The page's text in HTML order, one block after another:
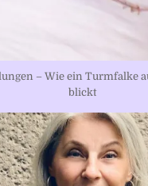
– Wie ein Turmfalke
blickt